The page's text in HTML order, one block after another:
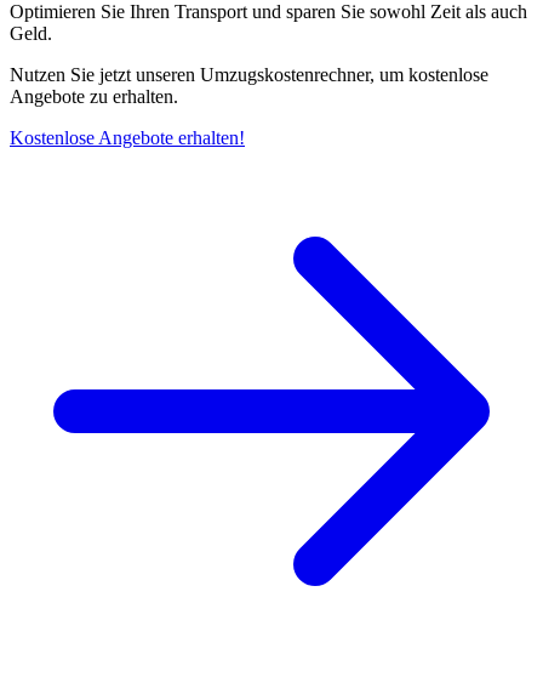
Optimieren Sie Ihren Transport und sparen Sie sowohl Zeit als auch
Geld.
Nutzen Sie jetzt unseren Umzugskostenrechner, um kostenlose
Angebote zu erhalten.
Kostenlose Angebote erhalten!